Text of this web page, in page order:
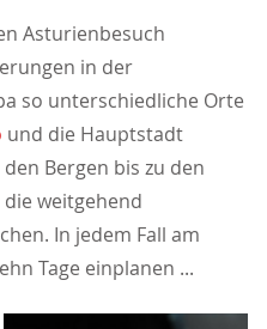
Asturienbesuch
in der
so unterschiedliche Orte
und die Hauptstadt
Bergen bis zu den
weitgehend
In jedem Fall am
Tage einplanen ...